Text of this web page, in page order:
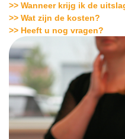
>> Wanneer krijg ik de
>> Wat zijn de kosten?
>> Heeft u nog vragen?